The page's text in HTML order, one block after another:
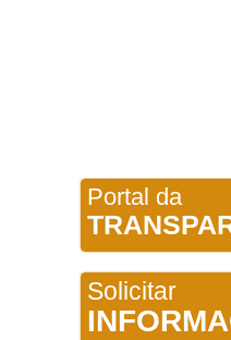
Portal da
Solicitar